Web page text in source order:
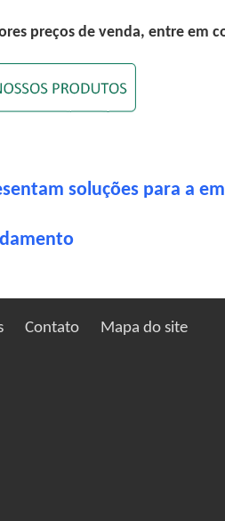
preços de venda, entre em
soluções para a
Contato Mapa do site